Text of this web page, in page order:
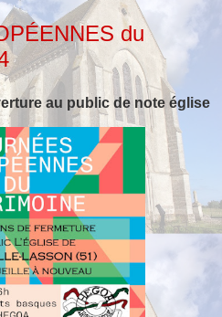
du
au public de note église